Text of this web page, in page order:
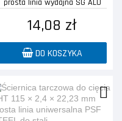
prosta linia wydajna SG ALU
14,08 zł
DO KOSZYKA